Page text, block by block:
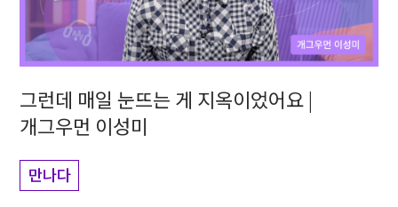
그런데 매일 눈뜨는 게 지옥이었어요 |
개그우먼 이성미
만나다